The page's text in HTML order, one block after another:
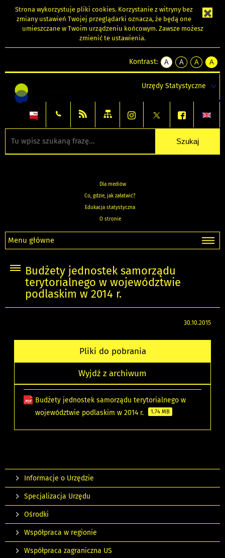
Strona wykorzystuje pliki cookies. Korzystanie z witryny bez
zmiany ustawień Twojej przeglądarki oznacza, że będą one
umieszczane w Twoim urządzeniu końcowym. Zawsze możesz
zmienić te ustawienia.
Kontrast:
A
kontrast
A
kontrast
tekst
czarnym
A
kontrast
tekst
czarnym
A
tekst
żółtym
Urzędy Statystyczne
Dla mediów
Co, gdzie, jak załatwić?
Edukacja statystyczna
O stronie
Menu główne
Budżety jednostek samorządu
terytorialnego w województwie
podlaskim w 2014 r.
30.10.2015
Pliki do pobrania
Wyjdź z archiwum
Budżety jednostek samorządu terytorialnego w
województwie podlaskim w 2014 r.
1.74 MB
Informacje o Urzędzie
Specjalizacja Urzędu
Ośrodki
Współpraca w regionie
Współpraca zagraniczna US